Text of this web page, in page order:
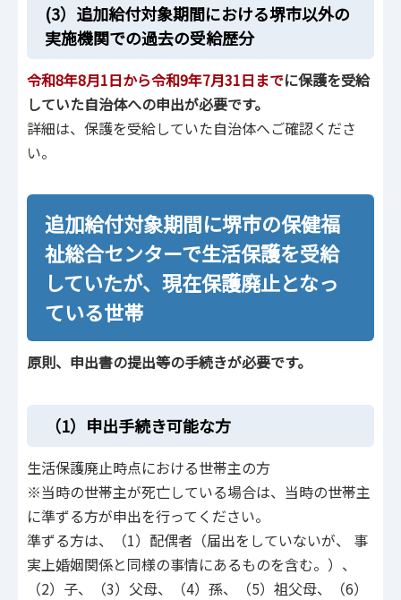
(3）追加給付対象期間における堺市以外の
実施機関での過去の受給歴分
令和8年8月1日から令和9年7月31日までに保護を受給
していた自治体への申出が必要です。
詳細は、保護を受給していた自治体へご確認くださ
い。
追加給付対象期間に堺市の保健福
祉総合センターで生活保護を受給
していたが、 現在保護廃止となっ
ている世帯
原則、申出書の提出等の手続きが必要です。
（1）申出手続き可能な方
生活保護廃止時点における世帯主の方
※当時の世帯主が死亡している場合は、当時の世帯主
に準ずる方が申出を行ってください。
準ずる方は、（1）配偶者（届出をしていないが、 事
実上婚姻関係と同様の事情にあるものを含む。）、
（2）子、（3）父母、（4）孫、（5）祖父母、（6）